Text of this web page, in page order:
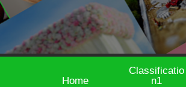
Home
Classificatio
n1